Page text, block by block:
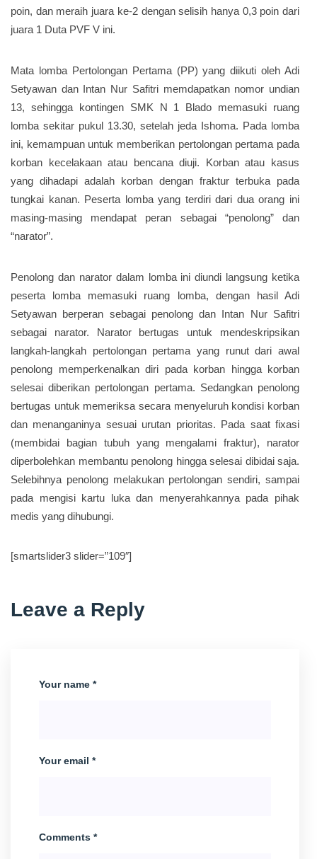
poin, dan meraih juara ke-2 dengan selisih hanya 0,3 poin dari
juara 1 Duta PVF V ini.
Mata lomba Pertolongan Pertama (PP) yang diikuti oleh Adi
Setyawan dan Intan Nur Safitri memdapatkan nomor undian
13, sehingga kontingen SMK N 1 Blado memasuki ruang
lomba sekitar pukul 13.30, setelah jeda Ishoma. Pada lomba
ini, kemampuan untuk memberikan pertolongan pertama pada
korban kecelakaan atau bencana diuji. Korban atau kasus
yang dihadapi adalah korban dengan fraktur terbuka pada
tungkai kanan. Peserta lomba yang terdiri dari dua orang ini
masing-masing mendapat peran sebagai “penolong” dan
“narator”.
Penolong dan narator dalam lomba ini diundi langsung ketika
peserta lomba memasuki ruang lomba, dengan hasil Adi
Setyawan berperan sebagai penolong dan Intan Nur Safitri
sebagai narator. Narator bertugas untuk mendeskripsikan
langkah-langkah pertolongan pertama yang runut dari awal
penolong memperkenalkan diri pada korban hingga korban
selesai diberikan pertolongan pertama. Sedangkan penolong
bertugas untuk memeriksa secara menyeluruh kondisi korban
dan menanganinya sesuai urutan prioritas. Pada saat fixasi
(membidai bagian tubuh yang mengalami fraktur), narator
diperbolehkan membantu penolong hingga selesai dibidai saja.
Selebihnya penolong melakukan pertolongan sendiri, sampai
pada mengisi kartu luka dan menyerahkannya pada pihak
medis yang dihubungi.
[smartslider3 slider=”109″]
Leave a Reply
Your name *
Your email *
Comments *